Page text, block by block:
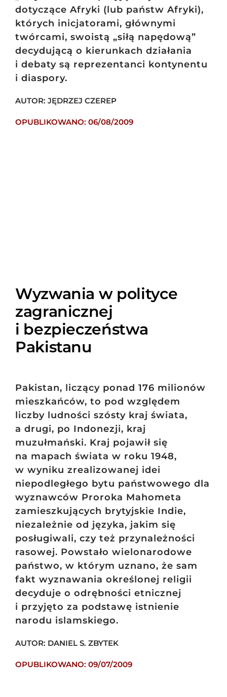
dotyczące Afryki (lub państw Afryki),
których inicjatorami, głównymi
twórcami, swoistą „siłą napędową”
decydującą o kierunkach działania
i debaty są reprezentanci kontynentu
i diaspory.
AUTOR: JĘDRZEJ CZEREP
OPUBLIKOWANO: 06/08/2009
Wyzwania w polityce
zagranicznej
i bezpieczeństwa
Pakistanu
Pakistan, liczący ponad 176 milionów
mieszkańców, to pod względem
liczby ludności szósty kraj świata,
a drugi, po Indonezji, kraj
muzułmański. Kraj pojawił się
na mapach świata w roku 1948,
w wyniku zrealizowanej idei
niepodległego bytu państwowego dla
wyznawców Proroka Mahometa
zamieszkujących brytyjskie Indie,
niezależnie od języka, jakim się
posługiwali, czy też przynależności
rasowej. Powstało wielonarodowe
państwo, w którym uznano, że sam
fakt wyznawania określonej religii
decyduje o odrębności etnicznej
i przyjęto za podstawę istnienie
narodu islamskiego.
AUTOR: DANIEL S. ZBYTEK
OPUBLIKOWANO: 09/07/2009